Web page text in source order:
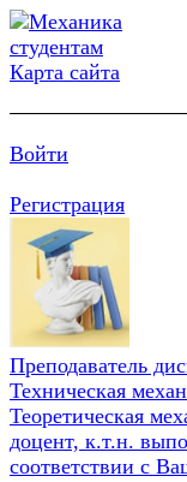
Карта сайта
Войти
Регистрация
Преподаватель
Техническая
Теоретическая
доцент, к.т.н.
соответствии с